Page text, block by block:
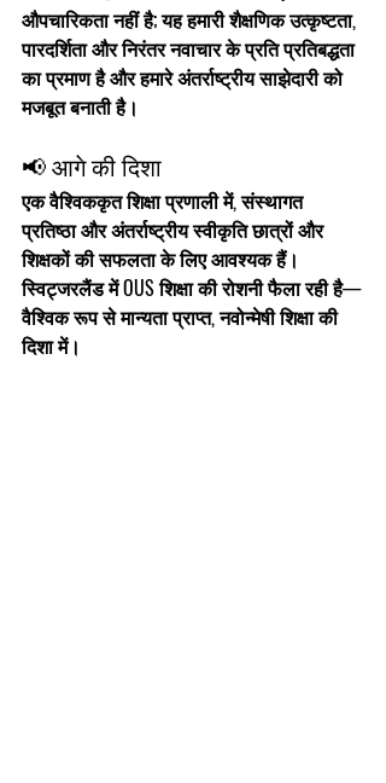
औपचारिकता नहीं है; यह हमारी शैक्षणिक उत्कृष्टता,
पारदर्शिता और निरंतर नवाचार के प्रति प्रतिबद्धता
का प्रमाण है और हमारे अंतर्राष्ट्रीय साझेदारी को
मजबूत बनाती है।
📢 आगे की दिशा
एक वैश्विककृत शिक्षा प्रणाली में, संस्थागत
प्रतिष्ठा और अंतर्राष्ट्रीय स्वीकृति छात्रों और
शिक्षकों की सफलता के लिए आवश्यक हैं।
स्विट्जरलैंड में OUS शिक्षा की रोशनी फैला रही है—
वैश्विक रूप से मान्यता प्राप्त, नवोन्मेषी शिक्षा की
दिशा में।